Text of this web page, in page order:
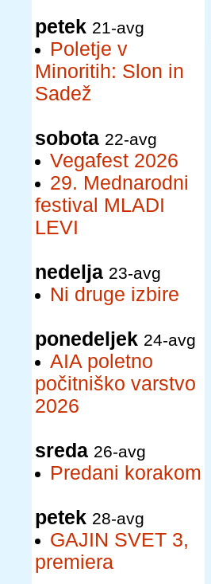
petek 21-avg
Poletje v
Minoritih: Slon in
Sadež
sobota 22-avg
Vegafest 2026
29. Mednarodni
festival MLADI
LEVI
nedelja 23-avg
Ni druge izbire
ponedeljek 24-avg
AIA poletno
počitniško varstvo
2026
sreda 26-avg
Predani korakom
petek 28-avg
GAJIN SVET 3,
premiera